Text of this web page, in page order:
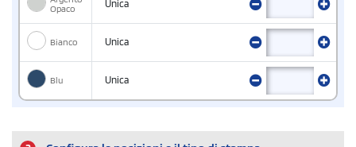
Opaco
Unica
Bianco Unica
Blu Unica